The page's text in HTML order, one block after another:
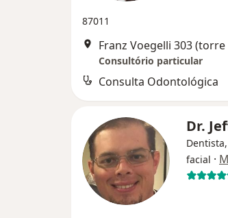
87011
Consultório particular
Consulta Odontológica
Dr.
facial ·